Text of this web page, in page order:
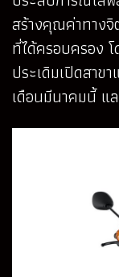
สร้างคุณค่าทาง
ที่ได้ครอบครอง
ประเดิมเปิดสาข
เดือนมีนาคมนี้ แ